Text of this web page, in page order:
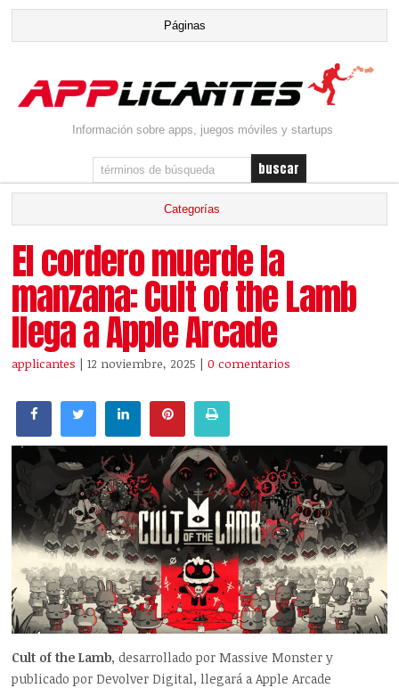
Información sobre apps, juegos móviles y startups
El cordero muerde la
manzana: Cult of the Lamb
llega a Apple Arcade
applicantes | 12 noviembre, 2025 |0 comentarios
Cult of the Lamb, desarrollado por Massive Monster y
publicado por Devolver Digital, llegará a Apple Arcade